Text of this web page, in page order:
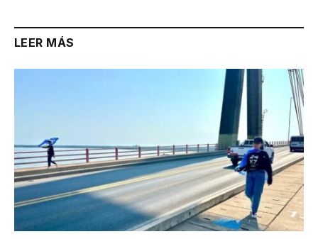
LEER MÁS